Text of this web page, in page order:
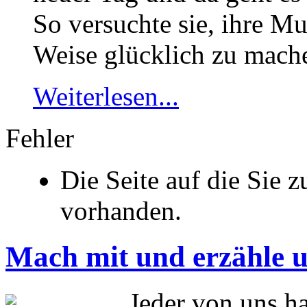
So versuchte sie, ihre
Weise glücklich zu
Weiterlesen...
Fehler
Die Seite auf die Sie
vorhanden.
Mach mit und erzähle